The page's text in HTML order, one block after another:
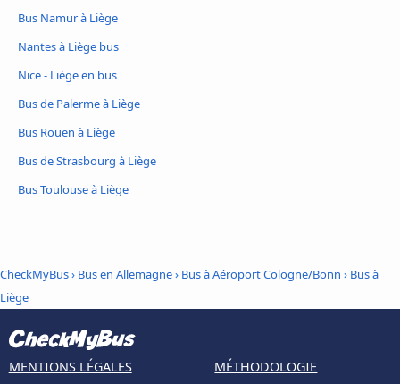
Bus Namur à Liège
Nantes à Liège bus
Nice - Liège en bus
Bus de Palerme à Liège
Bus Rouen à Liège
Bus de Strasbourg à Liège
Bus Toulouse à Liège
CheckMyBus› Bus en Allemagne› Bus à Aéroport Cologne/Bonn › Bus à
Liège
MENTIONS LÉGALES
MÉTHODOLOGIE